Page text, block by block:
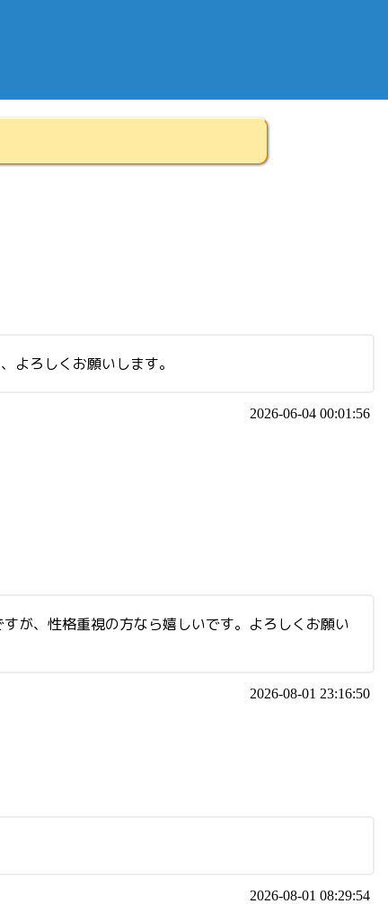
よろしくお願いします。
2026-06-04 00:01:56
が、性格重視の方なら嬉しいです。よろしくお願い
2026-08-01 23:16:50
2026-08-01 08:29:54